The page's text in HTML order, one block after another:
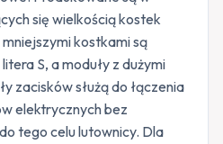
się wielkością kostek
kostkami są
S, a moduły z dużymi
zacisków służą do łączenia
elektrycznych bez
tego celu lutownicy. Dla